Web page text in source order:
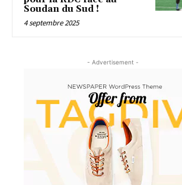
Soudan du Sud !
4 septembre 2025
- Advertisement -